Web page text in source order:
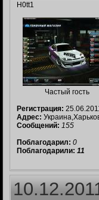
H0tt1
Частый гость
Регистрация:
Адрес:
Сообщений: 155
Поблагодарил: 0
Поблагодарили: 11